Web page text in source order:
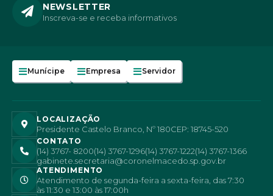
NEWSLETTER
Inscreva-se e receba informativos
Munícipe Empresa Servidor
LOCALIZAÇÃO
Presidente Castelo Branco, Nº 180CEP: 18745-520
CONTATO
(14) 3767- 8200(14) 3767-1296(14) 3767-1222(14) 3767-1366
gabinete.secretaria@coronelmacedo.sp.gov.br
ATENDIMENTO
Atendimento de segunda-feira a sexta-feira, das 7:30
às 11:30 e 13:00 às 17:00h